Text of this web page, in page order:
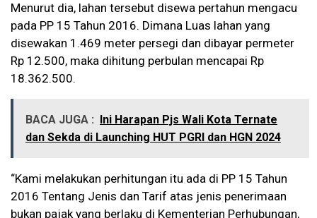
Menurut dia, lahan tersebut disewa pertahun mengacu
pada PP 15 Tahun 2016. Dimana Luas lahan yang
disewakan 1.469 meter persegi dan dibayar permeter
Rp 12.500, maka dihitung perbulan mencapai Rp
18.362.500.
BACA JUGA :
Ini Harapan Pjs Wali Kota Ternate
dan Sekda di Launching HUT PGRI dan HGN 2024
“Kami melakukan perhitungan itu ada di PP 15 Tahun
2016 Tentang Jenis dan Tarif atas jenis penerimaan
bukan pajak yang berlaku di Kementerian Perhubungan,